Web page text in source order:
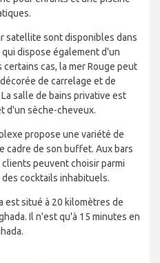
satellite sont disponibles dans
qui dispose également d'un
cas, la mer Rouge peut
de carrelage et de
salle de bains privative est
d'un sèche-cheveux.
propose une variété de
cadre de son buffet. Aux bars
peuvent choisir parmi
cocktails inhabituels.
est situé à 20 kilomètres de
Il n'est qu'à 15 minutes en